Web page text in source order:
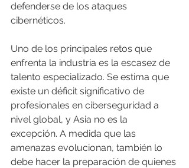
defenderse de los ataques
cibernéticos.
Uno de los principales retos que
enfrenta la industria es la escasez de
talento especializado. Se estima que
existe un déficit significativo de
profesionales en ciberseguridad a
nivel global, y Asia no es la
excepción. A medida que las
amenazas evolucionan, también lo
debe hacer la preparación de quienes